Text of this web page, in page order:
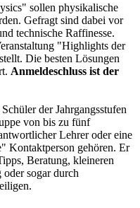
sollen physikalische
Gefragt sind dabei vor
technische Raffinesse.
"Highlights der
Die besten Lösungen
Anmeldeschluss ist der
der Jahrgangsstufen
von bis zu fünf
Lehrer oder eine
Kontaktperson gehören. Er
Beratung, kleineren
sogar durch